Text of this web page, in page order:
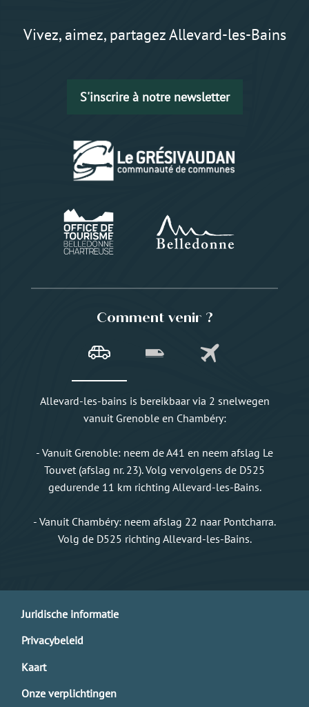
Vivez, aimez, partagez Allevard-les-Bains
S'inscrire à notre newsletter
Comment venir ?
Allevard-les-bains is bereikbaar via 2 snelwegen
vanuit Grenoble en Chambéry:
- Vanuit Grenoble: neem de A41 en neem afslag Le
Touvet (afslag nr. 23). Volg vervolgens de D525
gedurende 11 km richting Allevard-les-Bains.
- Vanuit Chambéry: neem afslag 22 naar Pontcharra.
Volg de D525 richting Allevard-les-Bains.
Juridische informatie
Privacybeleid
Kaart
Onze verplichtingen